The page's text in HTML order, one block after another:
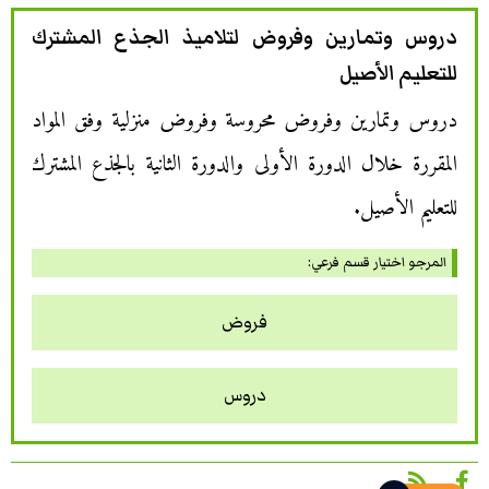
دروس وتمارين وفروض لتلاميذ الجذع المشترك
للتعليم الأصيل
دروس وتمارين وفروض محروسة وفروض منزلية وفق المواد
المقررة خلال الدورة الأولى والدورة الثانية بالجذع المشترك
للتعليم الأصيل.
المرجو اختيار قسم فرعي:
فروض
دروس